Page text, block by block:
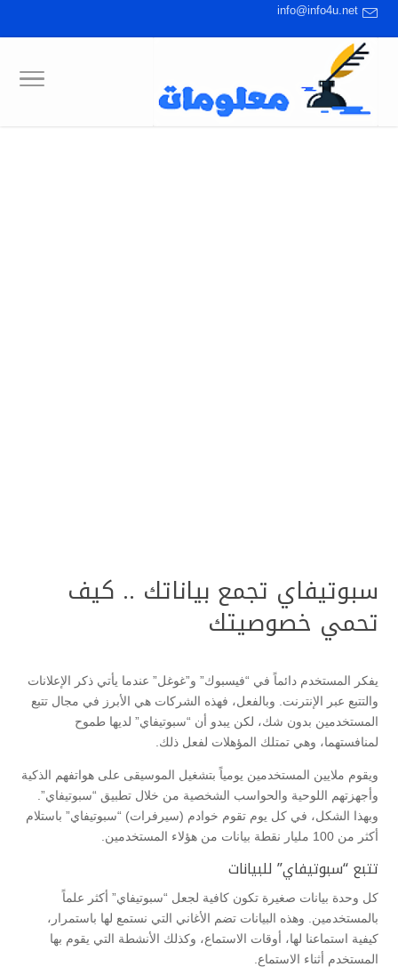
info@info4u.net
سبوتيفاي تجمع بياناتك .. كيف
تحمي خصوصيتك
يفكر المستخدم دائماً في “فيسبوك” و”غوغل” عندما يأتي ذكر الإعلانات
والتتبع عبر الإنترنت. وبالفعل، فهذه الشركات هي الأبرز في مجال تتبع
المستخدمين بدون شك، لكن يبدو أن “سبوتيفاي” لديها طموح
لمنافستهما، وهي تمتلك المؤهلات لفعل ذلك.
ويقوم ملايين المستخدمين يومياً بتشغيل الموسيقى على هواتفهم الذكية
وأجهزتهم اللوحية والحواسب الشخصية من خلال تطبيق “سبوتيفاي”.
وبهذا الشكل، في كل يوم تقوم خوادم (سيرفرات) “سبوتيفاي” باستلام
أكثر من 100 مليار نقطة بيانات من هؤلاء المستخدمين.
تتبع “سبوتيفاي” للبيانات
كل وحدة بيانات صغيرة تكون كافية لجعل “سبوتيفاي” أكثر علماً
بالمستخدمين. وهذه البيانات تضم الأغاني التي نستمع لها باستمرار،
كيفية استماعنا لها، أوقات الاستماع، وكذلك الأنشطة التي يقوم بها
المستخدم أثناء الاستماع.